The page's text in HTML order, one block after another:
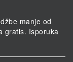
manje od
gratis. Isporuka